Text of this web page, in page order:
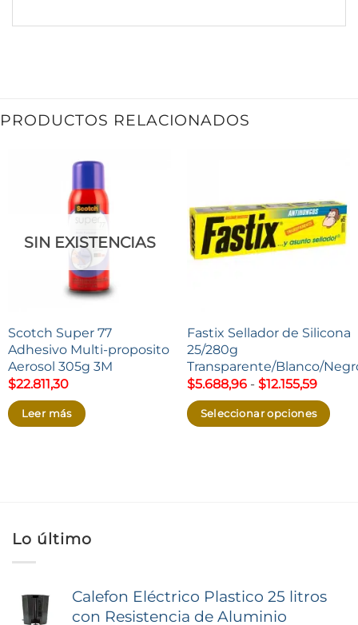
PRODUCTOS RELACIONADOS
SIN EXISTENCIAS
Scotch Super 77
Adhesivo Multi-proposito
Aerosol 305g 3M
$22.811,30
Leer más
Fastix Sellador de Silicona
25/280g
Transparente/Blanco/
$5.688,96 - $12.155,59Rango
desde
Seleccionar opciones
pueden
Lo último
Calefon Eléctrico Plastico 25 litros
con Resistencia de Aluminio